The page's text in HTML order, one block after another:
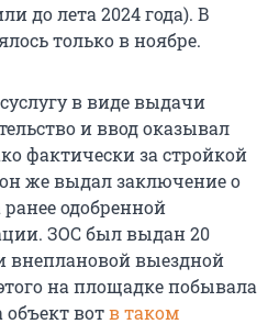
до лета 2024 года). В
только в ноябре.
в виде выдачи
и ввод оказывал
фактически за стройкой
он же выдал заключение о
ранее одобренной
ЗОС был выдан 20
внеплановой выездной
на площадке побывала
объект вотв таком